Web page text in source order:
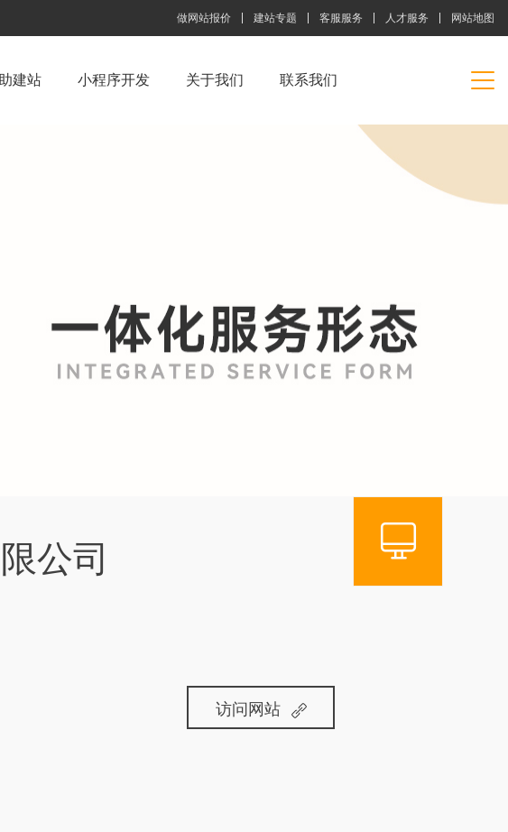
做网站报价 建站专题 客服服务 人才服务 网站地图
建站 小程序开发 关于我们 联系我们
公司
访问网站